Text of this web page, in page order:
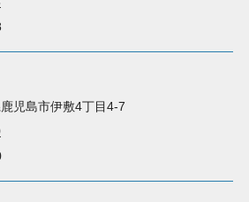
児島市伊敷4丁目4-7